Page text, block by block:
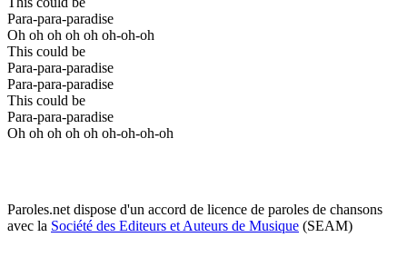
Para-para-paradise
Oh oh oh oh oh oh-oh-oh
This could be
Para-para-paradise
Para-para-paradise
This could be
Para-para-paradise
Oh oh oh oh oh oh-oh-oh-oh
Paroles.net dispose d'un accord de licence de paroles de chansons
avec la Société des Editeurs et Auteurs de Musique (SEAM)